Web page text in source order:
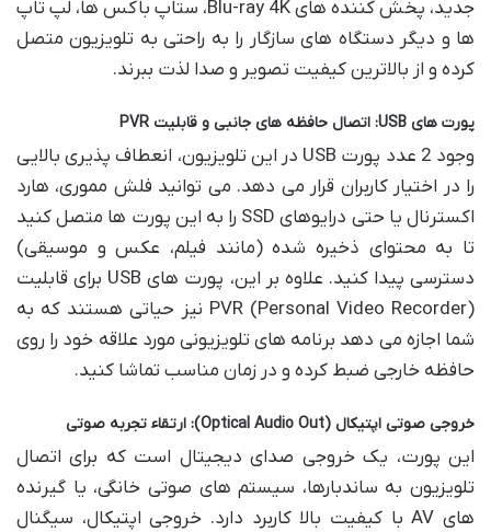
جدید، پخش کننده های Blu-ray 4K، ستاپ باکس ها، لپ تاپ
ها و دیگر دستگاه های سازگار را به راحتی به تلویزیون متصل
کرده و از بالاترین کیفیت تصویر و صدا لذت ببرند.
پورت های USB: اتصال حافظه های جانبی و قابلیت PVR
وجود 2 عدد پورت USB در این تلویزیون، انعطاف پذیری بالایی
را در اختیار کاربران قرار می دهد. می توانید فلش مموری، هارد
اکسترنال یا حتی درایوهای SSD را به این پورت ها متصل کنید
تا به محتوای ذخیره شده (مانند فیلم، عکس و موسیقی)
دسترسی پیدا کنید. علاوه بر این، پورت های USB برای قابلیت
PVR (Personal Video Recorder) نیز حیاتی هستند که به
شما اجازه می دهد برنامه های تلویزیونی مورد علاقه خود را روی
حافظه خارجی ضبط کرده و در زمان مناسب تماشا کنید.
خروجی صوتی اپتیکال (Optical Audio Out): ارتقاء تجربه صوتی
این پورت، یک خروجی صدای دیجیتال است که برای اتصال
تلویزیون به ساندبارها، سیستم های صوتی خانگی، یا گیرنده
های AV با کیفیت بالا کاربرد دارد. خروجی اپتیکال، سیگنال